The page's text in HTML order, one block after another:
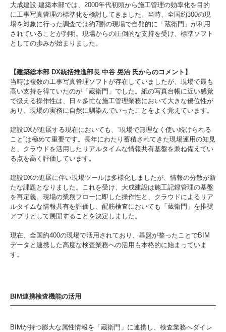
大成建設 建築本部では、2000年代初頭から施工管理の効率化を目的
に工事写真管理の標準化を検討してきました。当時、全国約300の現
場を対象に行った調査では約7割の現場で自発的に「蔵衛門」が利用
されていることが判明。現場からの圧倒的な支持を受け、標準ソフト
としての歩みが始まりました。
【建築総本部 DX統括推進部長 中谷 晃治 氏からのコメント】
当時は複数の工事写真管理ソフトが存在していましたが、現場で最も
高い支持を得ていたのが「蔵衛門」でした。紙の写真台帳に近い感覚
で扱える操作性は、日々多忙な施工管理業務において大きな優位性が
あり、現場の実務に自然に馴染んでいったことをよく覚えています。
建設DXが進展する現在においても、“現場で無理なく使い続けられる
こと”は極めて重要です。長年にわたり蓄積されてきた現場運用の知見
と、クラウドを活用したリアルタイムな情報共有基盤を兼ね備えてい
る点を高く評価しています。
建設DXの進展に伴い現場ツールは多様化しましたが、情報の分散が新
たな課題となりました。これを受け、大成建設は施工記録管理の基盤
を再定義。現場の業務フローに即した操作性と、クラウドによるリア
ルタイムな情報共有を評価し、配筋検査においても「蔵衛門」を推奨
アプリとして展開することを決定しました。
現在、全国約400の現場で活用されており、基盤が整ったことでBIM
データと連携した高度な検査業務への活用も本格的に始まっていま
す。
BIM連携検査機能の活用
BIMが持つ膨大な属性情報を「蔵衛門」に連携し、検査業務へダイレ